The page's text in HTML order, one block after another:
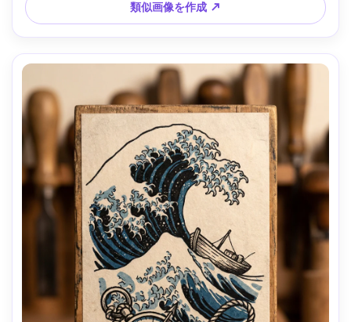
類似画像を作成 ↗